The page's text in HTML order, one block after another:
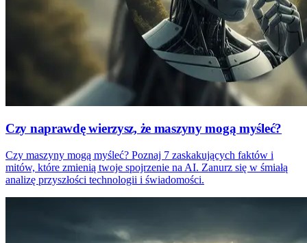
Czy naprawdę wierzysz, że maszyny mogą myśleć?
Czy maszyny mogą myśleć? Poznaj 7 zaskakujących faktów i
mitów, które zmienią twoje spojrzenie na AI. Zanurz się w śmiałą
analizę przyszłości technologii i świadomości.